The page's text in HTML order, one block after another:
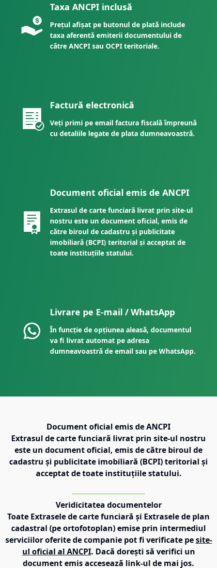
Taxa ANCPI inclusă
Prețul afișat pe butonul de plată include
taxa aferentă emiterii documentului de
către ANCPI sau OCPI teritoriale.
Factură electronică
Veți primi pe email factura fiscală împreună
cu detaliile legate de plata dumneavoastră.
Document oficial emis de ANCPI
Extrasul de carte funciară livrat prin site-ul
nostru este un document oficial, emis de
către biroul de cadastru și publicitate
imobiliară (BCPI) teritorial și acceptat de
toate instituțiile statului.
Livrare pe E-mail / WhatsApp
În funcție de opțiunea aleasă, documentul
va fi livrat automat pe adresa
dumneavoastră de email sau pe WhatsApp.
Document oficial emis de ANCPI
Extrasul de carte funciară livrat prin site-ul nostru
este un document oficial, emis de către biroul de
cadastru și publicitate imobiliară (BCPI) teritorial și
acceptat de toate instituțiile statului.
Veridicitatea documentelor
Toate Extrasele de carte funciară și Extrasele de plan
cadastral (pe ortofotoplan) emise prin intermediul
serviciilor oferite de companie pot fi verificate pe site-
ul oficial al ANCPI. Dacă dorești să verifici un
document emis accesează link-ul de mai jos.